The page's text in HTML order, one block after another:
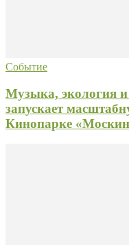
Событие
Музыка, экология
запускает
Кинопарке